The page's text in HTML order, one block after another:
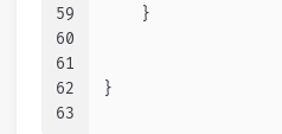
59
60
61
62
63
    }
}